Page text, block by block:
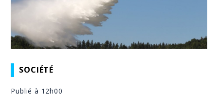
SOCIÉTÉ
Publié à 12h00